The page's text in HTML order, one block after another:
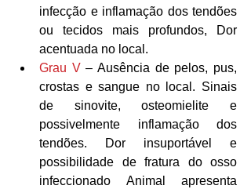
infecção e inflamação dos tendões
ou tecidos mais profundos, Dor
acentuada no local.
Grau V – Ausência de pelos, pus,
crostas e sangue no local. Sinais
de sinovite, osteomielite e
possivelmente inflamação dos
tendões. Dor insuportável e
possibilidade de fratura do osso
infeccionado Animal apresenta